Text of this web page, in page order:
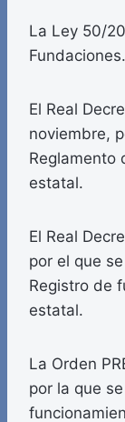
La Ley 50/
Fundaciones.
El Real
noviembre,
Reglamento
estatal.
El Real
por el que
Registro de
estatal.
La Orden
por la que